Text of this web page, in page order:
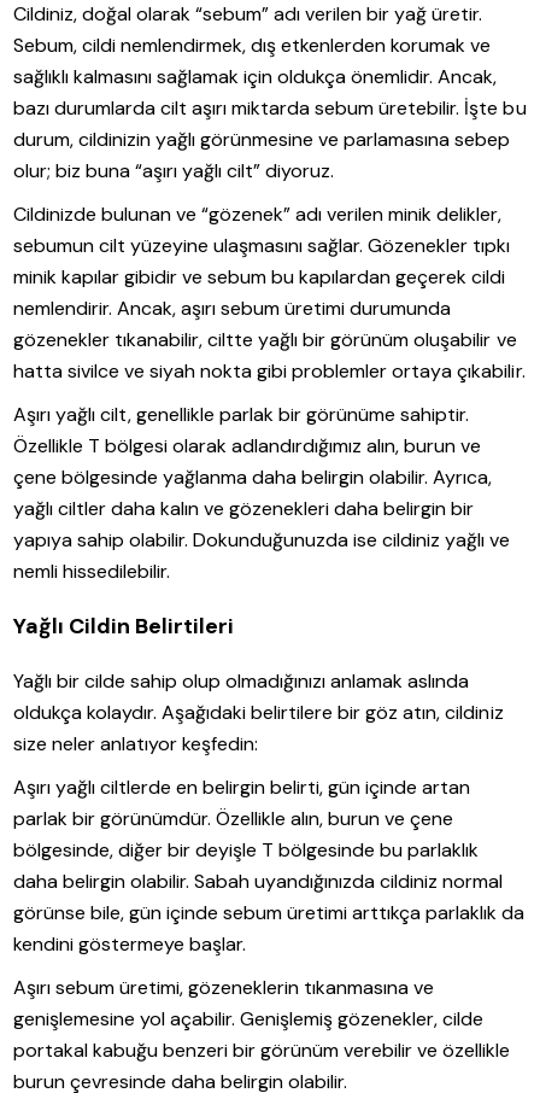
Cildiniz, doğal olarak “sebum” adı verilen bir yağ üretir.
Sebum, cildi nemlendirmek, dış etkenlerden korumak ve
sağlıklı kalmasını sağlamak için oldukça önemlidir. Ancak,
bazı durumlarda cilt aşırı miktarda sebum üretebilir. İşte bu
durum, cildinizin yağlı görünmesine ve parlamasına sebep
olur; biz buna “aşırı yağlı cilt” diyoruz.
Cildinizde bulunan ve “gözenek” adı verilen minik delikler,
sebumun cilt yüzeyine ulaşmasını sağlar. Gözenekler tıpkı
minik kapılar gibidir ve sebum bu kapılardan geçerek cildi
nemlendirir. Ancak, aşırı sebum üretimi durumunda
gözenekler tıkanabilir, ciltte yağlı bir görünüm oluşabilir ve
hatta sivilce ve siyah nokta gibi problemler ortaya çıkabilir.
Aşırı yağlı cilt, genellikle parlak bir görünüme sahiptir.
Özellikle T bölgesi olarak adlandırdığımız alın, burun ve
çene bölgesinde yağlanma daha belirgin olabilir. Ayrıca,
yağlı ciltler daha kalın ve gözenekleri daha belirgin bir
yapıya sahip olabilir. Dokunduğunuzda ise cildiniz yağlı ve
nemli hissedilebilir.
Yağlı Cildin Belirtileri
Yağlı bir cilde sahip olup olmadığınızı anlamak aslında
oldukça kolaydır. Aşağıdaki belirtilere bir göz atın, cildiniz
size neler anlatıyor keşfedin:
Aşırı yağlı ciltlerde en belirgin belirti, gün içinde artan
parlak bir görünümdür. Özellikle alın, burun ve çene
bölgesinde, diğer bir deyişle T bölgesinde bu parlaklık
daha belirgin olabilir. Sabah uyandığınızda cildiniz normal
görünse bile, gün içinde sebum üretimi arttıkça parlaklık da
kendini göstermeye başlar.
Aşırı sebum üretimi, gözeneklerin tıkanmasına ve
genişlemesine yol açabilir. Genişlemiş gözenekler, cilde
portakal kabuğu benzeri bir görünüm verebilir ve özellikle
burun çevresinde daha belirgin olabilir.